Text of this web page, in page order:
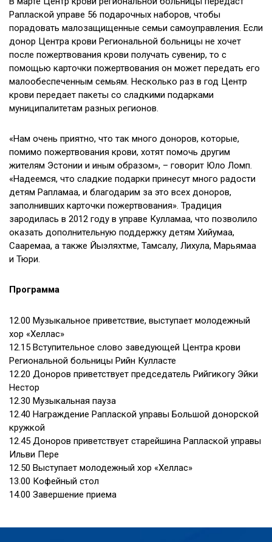
Раплаской управе 56 подарочных наборов, чтобы
порадовать малозащищенные семьи самоуправления. Если
донор Центра крови Региональной больницы не хочет
после пожертвования крови получать сувенир, то с
помощью карточки пожертвования он может передать его
малообеспеченным семьям. Несколько раз в год Центр
крови передает пакеты со сладкими подарками
муниципалитетам разных регионов.
«Нам очень приятно, что так много доноров, которые,
помимо пожертвования крови, хотят помочь другим
жителям Эстонии и иным образом», – говорит Юло Ломп.
«Надеемся, что сладкие подарки принесут много радости
детям Рапламаа, и благодарим за это всех доноров,
заполнивших карточки пожертвования». Традиция
зародилась в 2012 году в управе Кулламаа, что позволило
оказать дополнительную поддержку детям Хийумаа,
Сааремаа, а также Йыэляхтме, Тамсалу, Лихула, Марьямаа
и Тюри.
Программа
12.00 Музыкальное приветствие, выступает молодежный
хор «Хеллас»
12.15 Вступительное слово заведующей Центра крови
Региональной больницы Рийн Кулласте
12.20 Доноров приветствует председатель Рийгикогу Эйки
Нестор
12.30 Музыкальная пауза
12.40 Награждение Раплаской управы Большой донорской
кружкой
12.45 Доноров приветствует старейшина Раплаской управы
Ильви Пере
12.50 Выступает молодежный хор «Хеллас»
13.00 Кофейный стол
14.00 Завершение приема